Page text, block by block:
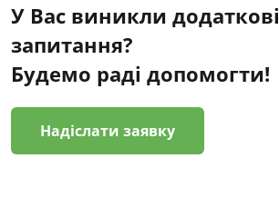
У Вас виникли додаткові
запитання?
Будемо раді допомогти!
Надіслати заявку